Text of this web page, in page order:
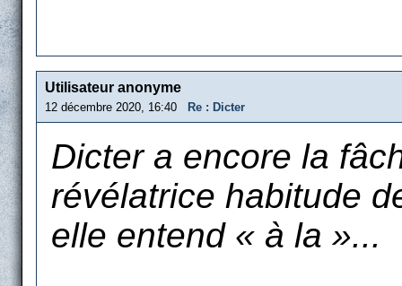
Utilisateur anonyme
12 décembre 2020, 16:40 Re : Dicter
Dicter a encore la
révélatrice habitude
elle entend « à la »...